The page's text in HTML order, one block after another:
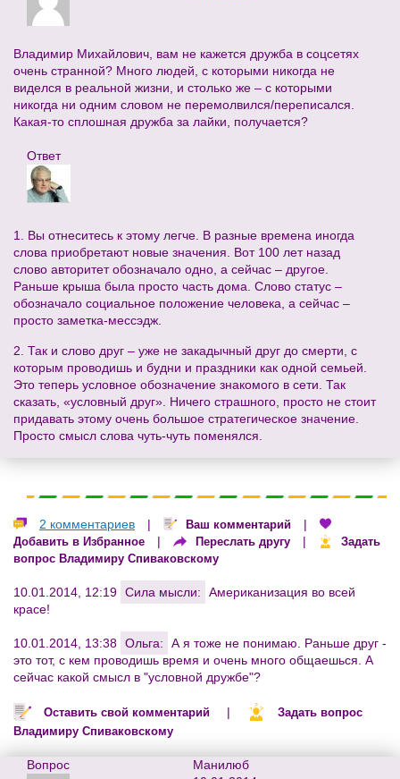
Владимир Михайлович, вам не кажется дружба в соцсетях
очень странной? Много людей, с которыми никогда не
виделся в реальной жизни, и столько же – с которыми
никогда ни одним словом не перемолвился/переписался.
Какая-то сплошная дружба за лайки, получается?
Ответ
1. Вы отнеситесь к этому легче. В разные времена иногда
слова приобретают новые значения. Вот 100 лет назад
слово авторитет обозначало одно, а сейчас – другое.
Раньше крыша была просто часть дома. Слово статус –
обозначало социальное положение человека, а сейчас –
просто заметка-мессэдж.
2. Так и слово друг – уже не закадычный друг до смерти, с
которым проводишь и будни и праздники как одной семьей.
Это теперь условное обозначение знакомого в сети. Так
сказать, «условный друг». Ничего страшного, просто не стоит
придавать этому очень большое стратегическое значение.
Просто смысл слова чуть-чуть поменялся.
2 комментариев | Ваш комментарий |
Добавить в Избранное | Переслать другу |
Задать
вопрос Владимиру Спиваковскому
10.01.2014, 12:19 Сила мысли:
Американизация во всей
красе!
10.01.2014, 13:38 Ольга:
А я тоже не понимаю. Раньше друг -
это тот, с кем проводишь время и очень много общаешься. А
сейчас какой смысл в "условной дружбе"?
Оставить свой комментарий |
Задать вопрос
Владимиру Спиваковскому
Вопрос
Манилюб